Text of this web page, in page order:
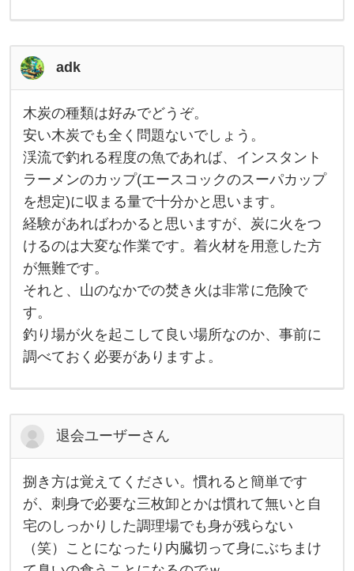
身
・
・
・
・
む
ち
ゃ
く
ち
ゃ
adk
木
炭
の
種
類
は
好
み
で
ど
う
ぞ
。
安
い
木
炭
で
も
全
問
な
し
ょ
う
。
渓
木炭の種類は好みでどうぞ。
安い木炭でも全く問題ないでしょう。
渓流で釣れる程度の魚であれば、インスタント
ラーメンのカップ(エースコックのスーパカップ
を想定)に収まる量で十分かと思います。
経験があればわかると思いますが、炭に火をつ
けるのは大変な作業です。着火材を用意した方
が無難です。
それと、山のなかでの焚き火は非常に危険で
す。
釣り場が火を起こして良い場所なのか、事前に
調べておく必要がありますよ。
退会ユーザーさん
捌
き
方
は
覚
え
て
捌き方は覚えてください。慣れると簡単です
が、刺身で必要な三枚卸とかは慣れて無いと自
宅のしっかりした調理場でも身が残らない
（笑）ことになったり内臓切って身にぶちまけ